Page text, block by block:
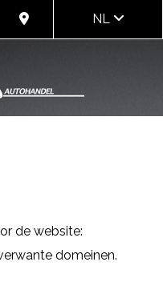
NL
de website:
domeinen.